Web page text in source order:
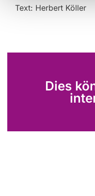
Text: Herbert Köller
Dies